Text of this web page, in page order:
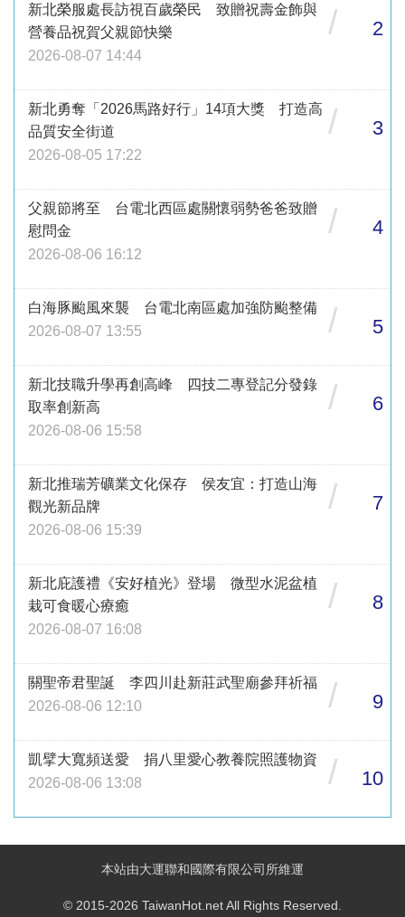
新北榮服處長訪視百歲榮民 致贈祝壽金飾與
營養品祝賀父親節快樂
2026-08-07 14:44
/ 2
新北勇奪「2026馬路好行」14項大獎 打造高
品質安全街道
2026-08-05 17:22
/ 3
父親節將至 台電北西區處關懷弱勢爸爸致贈
慰問金
2026-08-06 16:12
/ 4
白海豚颱風來襲 台電北南區處加強防颱整備
2026-08-07 13:55
/ 5
新北技職升學再創高峰 四技二專登記分發錄
取率創新高
2026-08-06 15:58
/ 6
新北推瑞芳礦業文化保存 侯友宜：打造山海
觀光新品牌
2026-08-06 15:39
/ 7
新北庇護禮《安好植光》登場 微型水泥盆植
栽可食暖心療癒
2026-08-07 16:08
/ 8
關聖帝君聖誕 李四川赴新莊武聖廟參拜祈福
2026-08-06 12:10
/ 9
凱擘大寬頻送愛 捐八里愛心教養院照護物資
2026-08-06 13:08
/ 10
本站由大運聯和國際有限公司所維運
© 2015-2026 TaiwanHot.net All Rights Reserved.